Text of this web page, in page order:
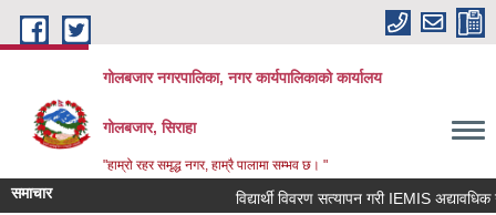
Skip to main content
गोलबजार नगरपालिका, नगर कार्यपालिकाको कार्यालय
गोलबजार, सिराहा
"हाम्रो रहर समृद्ध नगर, हाम्रै पालामा सम्भव छ। "
समाचार विद्यार्थी विवरण सत्यापन गरी IEMIS अद्यावधिक